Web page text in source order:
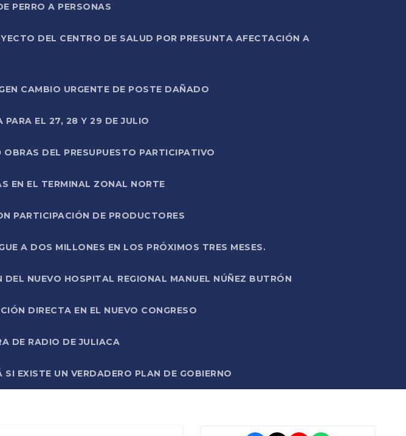
PERRO A PERSONAS
DEL CENTRO DE SALUD POR PRESUNTA AFECTACIÓN A
CAMBIO URGENTE DE POSTE DAÑADO
PARA EL 27, 28 Y 29 DE JULIO
DEL PRESUPUESTO PARTICIPATIVO
EN EL TERMINAL ZONAL NORTE
PARTICIPACIÓN DE PRODUCTORES
A DOS MILLONES EN LOS PRÓXIMOS TRES MESES.
NUEVO HOSPITAL REGIONAL MANUEL NÚÑEZ BUTRÓN
DIRECTA EN EL NUEVO CONGRESO
DE RADIO DE JULIACA
EXISTE UN VERDADERO PLAN DE GOBIERNO